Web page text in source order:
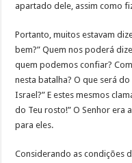
apartado dele, assim como
Portanto, muitos estavam
bem?” Quem nos poderá
quem podemos confiar?
nesta batalha? O que será
Israel?” E estes mesmos
do Teu rosto!” O Senhor era
para eles.
Considerando as condições